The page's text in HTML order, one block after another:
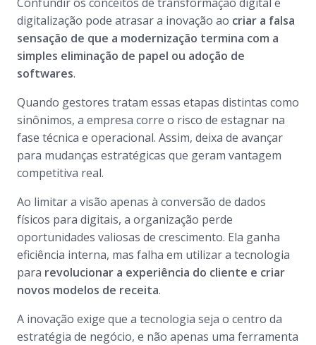
digitalização pode atrasar a inovação ao criar a falsa
sensação de que a modernização termina com a
simples eliminação de papel ou adoção de
softwares.
Quando gestores tratam essas etapas distintas como
sinônimos, a empresa corre o risco de estagnar na
fase técnica e operacional. Assim, deixa de avançar
para mudanças estratégicas que geram vantagem
competitiva real.
Ao limitar a visão apenas à conversão de dados
físicos para digitais, a organização perde
oportunidades valiosas de crescimento. Ela ganha
eficiência interna, mas falha em utilizar a tecnologia
para revolucionar a experiência do cliente e criar
novos modelos de receita.
A inovação exige que a tecnologia seja o centro da
estratégia de negócio, e não apenas uma ferramenta